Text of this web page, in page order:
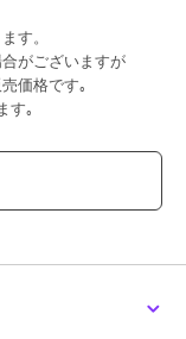
す。
がございますが
価格です｡
す｡